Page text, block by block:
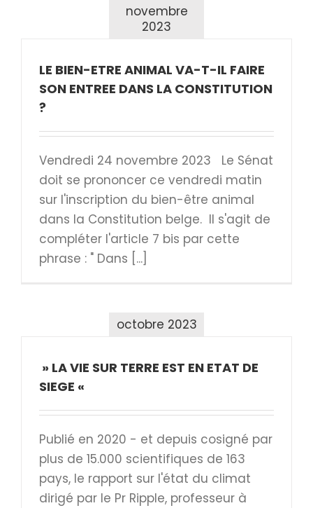
novembre
2023
LE BIEN-ETRE ANIMAL VA-T-IL FAIRE
SON ENTREE DANS LA CONSTITUTION
?
Vendredi 24 novembre 2023 Le Sénat
doit se prononcer ce vendredi matin
sur l'inscription du bien-être animal
dans la Constitution belge. Il s'agit de
compléter l'article 7 bis par cette
phrase : " Dans [...]
octobre 2023
» LA VIE SUR TERRE EST EN ETAT DE
SIEGE «
Publié en 2020 - et depuis cosigné par
plus de 15.000 scientifiques de 163
pays, le rapport sur l'état du climat
dirigé par le Pr Ripple, professeur à